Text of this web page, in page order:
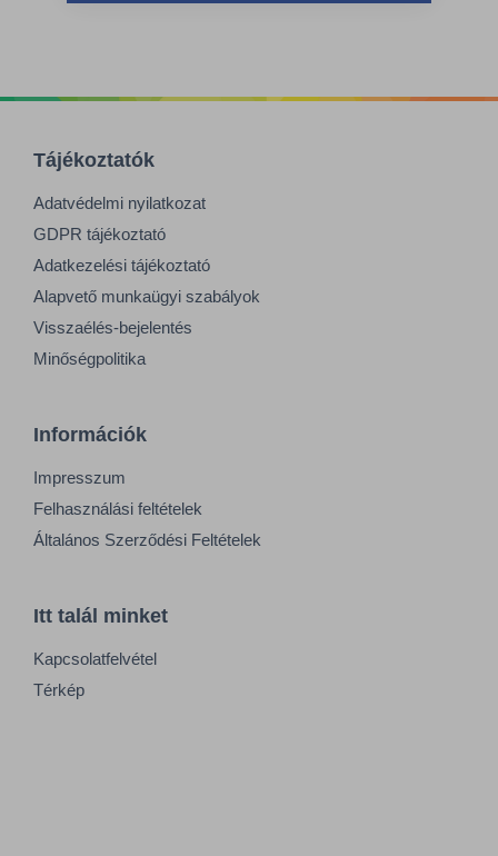
Tájékoztatók
Adatvédelmi nyilatkozat
GDPR tájékoztató
Adatkezelési tájékoztató
Alapvető munkaügyi szabályok
Visszaélés-bejelentés
Minőségpolitika
Információk
Impresszum
Felhasználási feltételek
Általános Szerződési Feltételek
Itt talál minket
Kapcsolatfelvétel
Térkép